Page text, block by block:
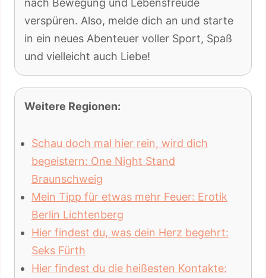
nach Bewegung und Lebensfreude
verspüren. Also, melde dich an und starte
in ein neues Abenteuer voller Sport, Spaß
und vielleicht auch Liebe!
Weitere Regionen:
Schau doch mal hier rein, wird dich
begeistern: One Night Stand
Braunschweig
Mein Tipp für etwas mehr Feuer: Erotik
Berlin Lichtenberg
Hier findest du, was dein Herz begehrt:
Seks Fürth
Hier findest du die heißesten Kontakte: